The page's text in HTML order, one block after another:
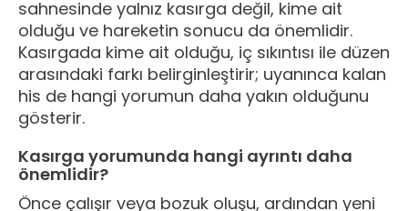
sahnesinde yalnız kasırga değil, kime ait
olduğu ve hareketin sonucu da önemlidir.
Kasırgada kime ait olduğu, iç sıkıntısı ile düzen
arasındaki farkı belirginleştirir; uyanınca kalan
his de hangi yorumun daha yakın olduğunu
gösterir.
Kasırga yorumunda hangi ayrıntı daha
önemlidir?
Önce çalışır veya bozuk oluşu, ardından yeni